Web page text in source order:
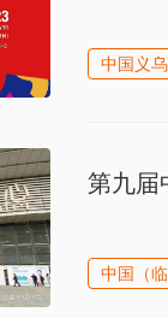
中国义
第九届
中国（